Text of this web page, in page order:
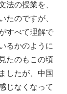
法の授業を、
たのですが、
すべて理解で
るかのように
たのもこの頃
したが、中国
じなくなって